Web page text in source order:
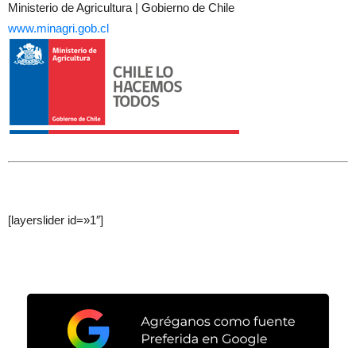
Ministerio de Agricultura | Gobierno de Chile
www.minagri.gob.cl
[layerslider id=»1″]